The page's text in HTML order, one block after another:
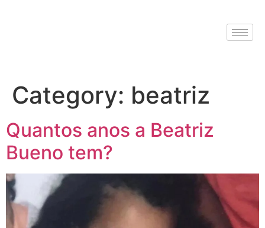
Category: beatriz
Quantos anos a Beatriz
Bueno tem?